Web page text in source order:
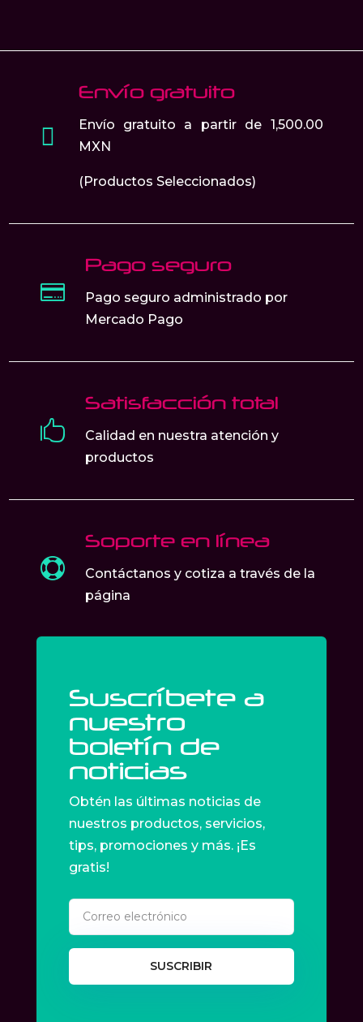
producto

Envío gratuito
Envío gratuito a partir de 1,500.00
MXN
(Productos Seleccionados)

Pago seguro
Pago seguro administrado por
Mercado Pago

Satisfacción total
Calidad en nuestra atención y
productos

Soporte en línea
Contáctanos y cotiza a través de la
página
Suscríbete a
nuestro
boletín de
noticias
Obtén las últimas noticias de
nuestros productos, servicios,
tips, promociones y más. ¡Es
gratis!
SUSCRIBIR